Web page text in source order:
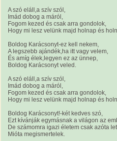
A szó eláll,a szív szól,
Imád dobog a máról,
Fogom kezed és csak arra gondolok,
Hogy mi lesz velünk majd holnap és
Boldog Karácsonyt-ez kell nekem,
A legszebb ajándék,ha itt vagy velem,
És amíg élek,legyen ez az ünnep,
Boldog Karácsonyt veled.
A szó eláll,a szív szól,
Imád dobog a máról,
Fogom kezed és csak arra gondolok,
Hogy mi lesz velünk majd holnap és
Boldog Karácsonyt!-két kedves szó,
Ezt kívánják egymásnak a világon az
De számomra igazi életem csak azóta
Mióta megismertelek.